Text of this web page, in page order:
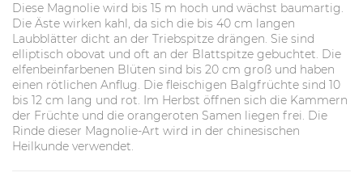
Diese Magnolie wird bis 15 m hoch und wächst baumartig.
Die Äste wirken kahl, da sich die bis 40 cm langen
Laubblätter dicht an der Triebspitze drängen. Sie sind
elliptisch obovat und oft an der Blattspitze gebuchtet. Die
elfenbeinfarbenen Blüten sind bis 20 cm groß und haben
einen rötlichen Anflug. Die fleischigen Balgfrüchte sind 10
bis 12 cm lang und rot. Im Herbst öffnen sich die Kammern
der Früchte und die orangeroten Samen liegen frei. Die
Rinde dieser Magnolie-Art wird in der chinesischen
Heilkunde verwendet.